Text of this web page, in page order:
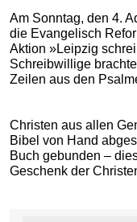
Am Sonntag, den 4.
die Evangelisch
Aktion »Leipzig
Schreibwillige
Zeilen aus den
Christen aus allen
Bibel von Hand
Buch gebunden –
Geschenk der